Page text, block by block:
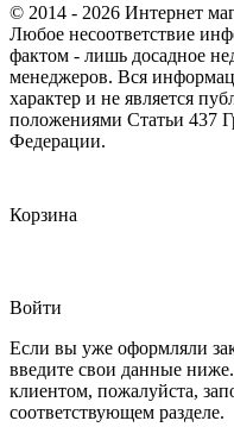
© 2014 - 2026 Интернет
Любое несоответствие
фактом - лишь досадное
менеджеров. Вся
характер и не является
положениями Статьи 437
Федерации.
Корзина
Войти
Если вы уже оформляли
введите свои данные
клиентом, пожалуйста,
соответствующем разделе.